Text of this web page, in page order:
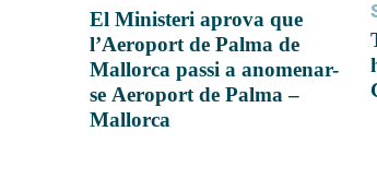
El Ministeri aprova que
l’Aeroport de Palma de
Mallorca passi a anomenar-
se Aeroport de Palma –
Mallorca